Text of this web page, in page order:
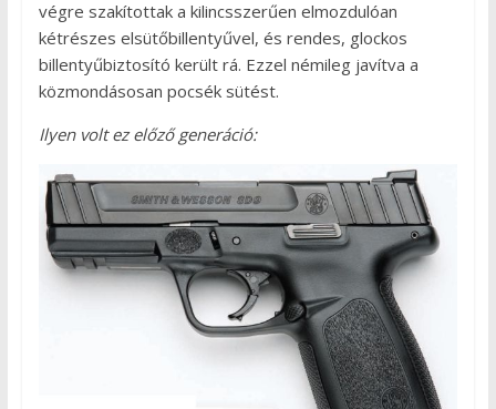
végre szakítottak a kilincsszerűen elmozdulóan
kétrészes elsütőbillentyűvel, és rendes, glockos
billentyűbiztosító került rá. Ezzel némileg javítva a
közmondásosan pocsék sütést.
Ilyen volt ez előző generáció: